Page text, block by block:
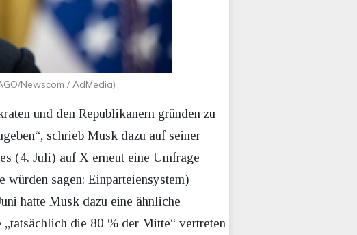
Newscom / AdMedia)
und den Republikanern gründen zu
schrieb Musk dazu auf seiner
(4. Juli) auf X erneut eine Umfrage
sagen: Einparteiensystem)
hatte Musk dazu eine ähnliche
die 80 % der Mitte“ vertreten